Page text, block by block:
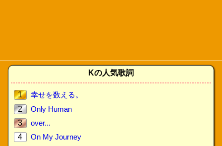
Kの人気歌詞
1
幸せを数える。
2
Only Human
3
over...
4
On My Journey